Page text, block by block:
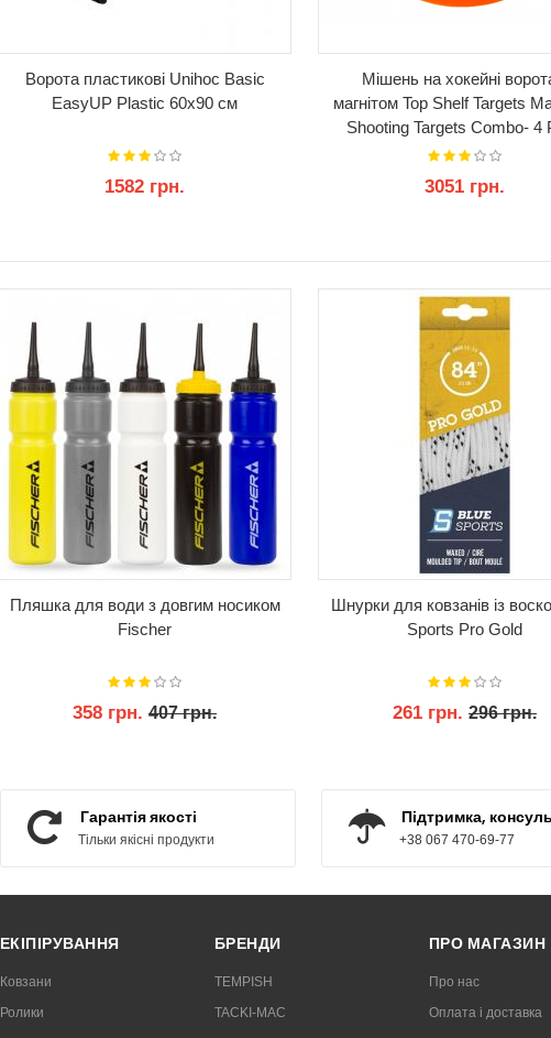
Ворота пластикові Unihoc Basic
EasyUP Plastic 60x90 см
1582 грн.
Мішень на хокейні
магнітом Top Shelf Targets
Shooting Targets Combo- 4
3051 грн.
Пляшка для води з довгим носиком
Fischer
358 грн. 407 грн.
Шнурки для ковзанів із
Sports Pro Gold
261 грн. 296 грн.
Гарантія якості
Тільки якісні продукти
Підтримка,
+38 067 470-69-77
ЕКІПІРУВАННЯ
Ковзани
Ролики
БРЕНДИ
TEMPISH
TACKI-MAC
ПРО МАГАЗИН
Про нас
Оплата і доставка